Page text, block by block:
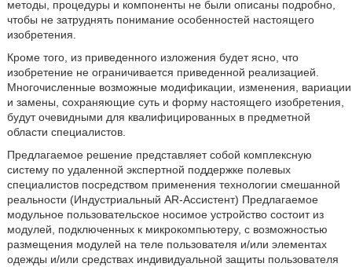
методы, процедуры и компоненты не были описаны подробно,
чтобы не затруднять понимание особенностей настоящего
изобретения.
Кроме того, из приведенного изложения будет ясно, что
изобретение не ограничивается приведенной реализацией.
Многочисленные возможные модификации, изменения, вариации
и замены, сохраняющие суть и форму настоящего изобретения,
будут очевидными для квалифицированных в предметной
области специалистов.
Предлагаемое решение представляет собой комплексную
систему по удаленной экспертной поддержке полевых
специалистов посредством применения технологии смешанной
реальности (Индустриальный AR-Ассистент) Предлагаемое
модульное пользовательское носимое устройство состоит из
модулей, подключенных к микрокомпьютеру, с возможностью
размещения модулей на теле пользователя и/или элементах
одежды и/или средствах индивидуальной защиты пользователя